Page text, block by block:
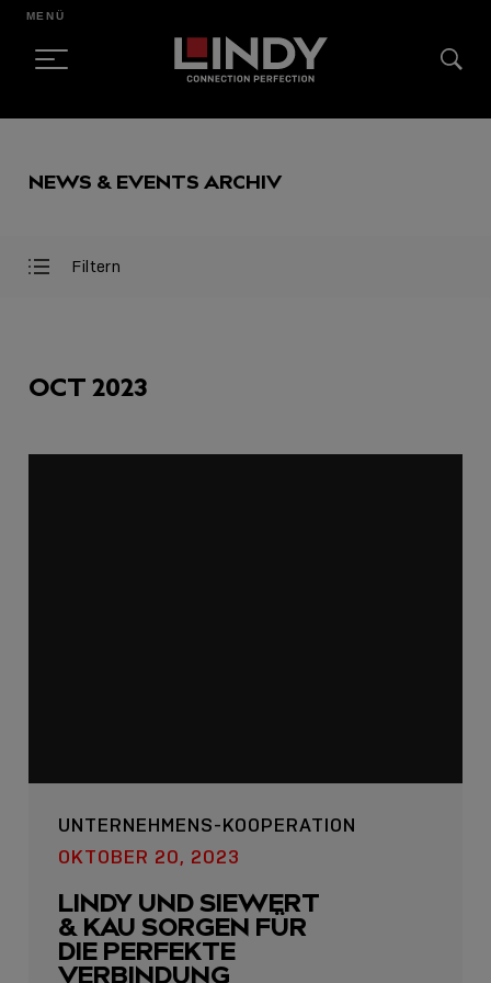
CONTENT
MENÜ
NEWS & EVENTS ARCHIV
Filter
Filter
Filtern
AUSGEWÄHLT
USB-C-KABEL FÜR
STABILE 10 GBIT/S BIS
15 M
OCT 2023
UNTERNEHMENS-KOOPERATION
OKTOBER 20, 2023
LINDY UND SIEWERT
& KAU SORGEN FÜR
DIE PERFEKTE
VERBINDUNG